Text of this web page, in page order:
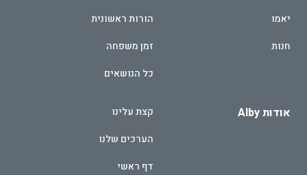
יאמו
חנות
הורות ראשונית
זמן משפחה
כל הנושאים
אודות Alby
קצת עלינו
הערכים שלנו
דף ראשי